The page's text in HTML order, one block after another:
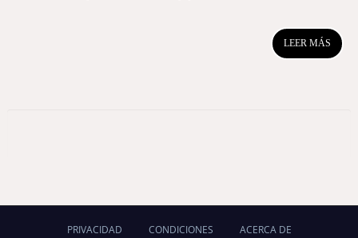
LEER MÁS
PRIVACIDAD CONDICIONES ACERCA DE